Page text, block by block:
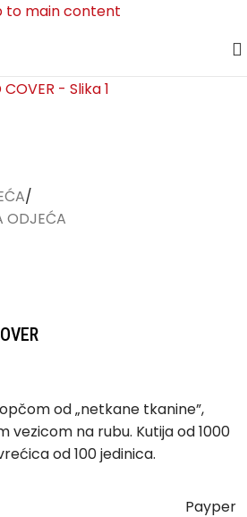
to main content
/
ODJEĆA
od „netkane tkanine”,
na rubu. Kutija od 1000
od 100 jedinica.
Payper